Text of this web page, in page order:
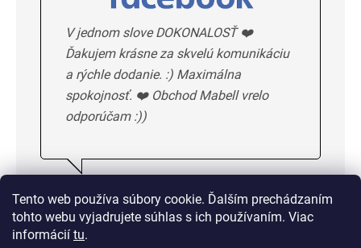
Tento web používa súbory cookie. Ďalším prechádzaním
tohto webu vyjadrujete súhlas s ich používaním. Viac
informácií tu.
V jednom slove DOKONALOSŤ ❤️
Ďakujem krásne za skvelú komunikáciu
a rýchle dodanie. :) Maximálna
spokojnosť. ❤️ Obchod Mabell vrelo
odporúčam :))
DALSIE HODNOTENIE